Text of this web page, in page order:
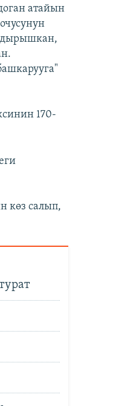
атайын
170-
көз салып,